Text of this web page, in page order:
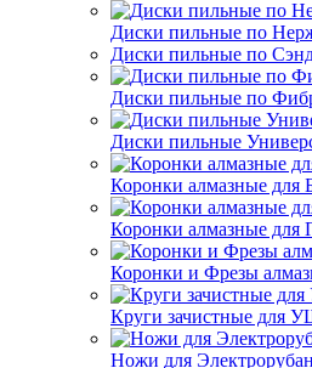
Диски пильные по
Диски пильные по
Диски пильные по
Диски пильные
Коронки алмазные для
Коронки алмазные для
Коронки и Фрезы
Круги зачистные для
Ножи для